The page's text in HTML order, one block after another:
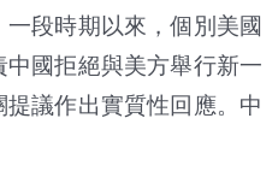
段時期以來，個別美國
國拒絕與美方舉行新一
議作出實質性回應。中